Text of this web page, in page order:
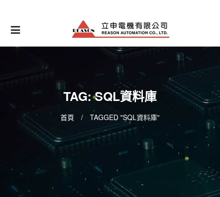
content
TAG: SQL資料庫
首頁 / TAGGED "SQL資料庫"